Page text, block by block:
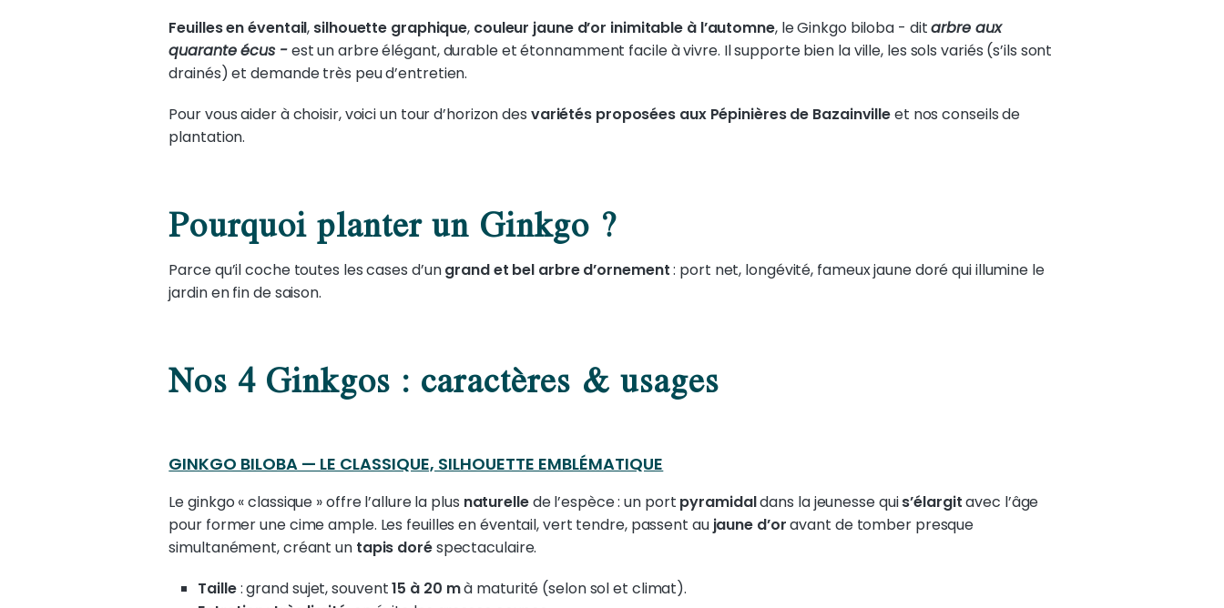
Feuilles en éventail, silhouette graphique, couleur jaune d’or inimitable à l’automne, le Ginkgo biloba - ditarbre aux
quarante écus -est un arbre élégant, durable et étonnamment facile à vivre. Il supporte bien la ville, les sols variés (s’ils sont
drainés) et demande très peu d’entretien.
Pour vous aider à choisir, voici un tour d’horizon des variétés proposées aux Pépinières de Bazainvilleet nos conseils de
plantation.
Pourquoi planter un Ginkgo ?
Parce qu’il coche toutes les cases d’ungrand et bel arbre d’ornement: port net, longévité, fameux jaune doré qui illumine le
jardin en fin de saison.
Nos 4 Ginkgos : caractères & usages
GINKGO BILOBA — LE CLASSIQUE, SILHOUETTE EMBLÉMATIQUE
Le ginkgo « classique » offre l’allure la plus naturellede l’espèce : un port pyramidaldans la jeunesse quis’élargitavec l’âge
pour former une cime ample. Les feuilles en éventail, vert tendre, passent au jaune d’oravant de tomber presque
simultanément, créant un tapis doréspectaculaire.
Taille: grand sujet, souvent15 à 20 mà maturité (selon sol et climat).